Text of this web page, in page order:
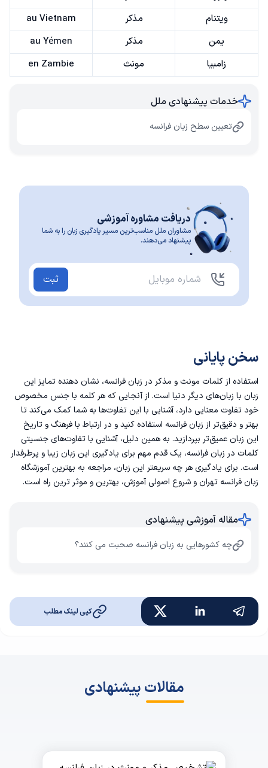
ویتنام
مذکر
au Vietnam
یمن
مذکر
au Yémen
زامبیا
مونث en Zambie
خدمات پیشنهادی ملل
تعیین سطح زبان فرانسه
دریافت مشاوره آموزشی
مشاوران ملل مناسب‌ترین مسیر یادگیری زبان را به شما
پیشنهاد می‌دهند.
ثبت
سخن پایانی
استفاده از کلمات مونث و مذکر در زبان فرانسه، نشان ‌دهنده تمایز این
زبان با زبان‌های دیگر دنیا است. از آنجایی که هر کلمه با جنس مخصوص
خود تفاوت معنایی دارد، آشنایی با این تفاوت‌ها به شما کمک می‌کند تا
بهتر و دقیق‌تر از زبان فرانسه استفاده کنید و در ارتباط با فرهنگ و تاریخ
این زبان عمیق‌تر بپردازید. به همین دلیل، آشنایی با تفاوت‌های جنسیتی
کلمات در زبان فرانسه، یک قدم مهم برای یادگیری این زبان زیبا و پرطرفدار
است. برای یادگیری هر چه سریعتر این زبان، مراجعه به بهترین آموزشگاه
زبان فرانسه تهرانو شروع اصولی آموزش، بهترین و موثر ترین راه است.
مقاله آموزشی پیشنهادی
چه کشورهایی به زبان فرانسه صحبت می کنند؟
کپی لینک مطلب
مقالات پیشنهادی